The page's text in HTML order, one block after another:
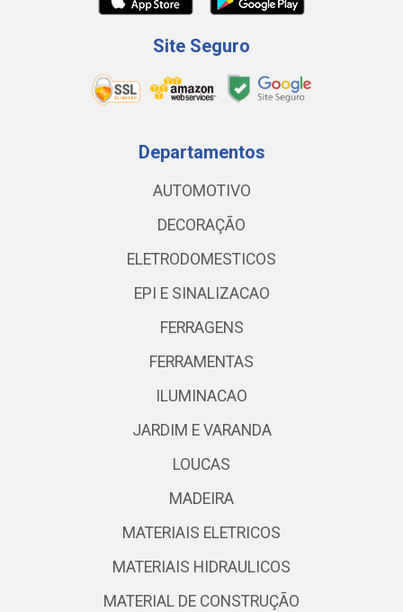
Site Seguro
Departamentos
AUTOMOTIVO
DECORAÇÃO
ELETRODOMESTICOS
EPI E SINALIZACAO
FERRAGENS
FERRAMENTAS
ILUMINACAO
JARDIM E VARANDA
LOUCAS
MADEIRA
MATERIAIS ELETRICOS
MATERIAIS HIDRAULICOS
MATERIAL DE CONSTRUÇÃO